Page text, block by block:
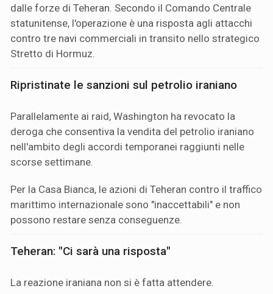
dalle forze di Teheran. Secondo il Comando Centrale
statunitense, l'operazione è una risposta agli attacchi
contro tre navi commerciali in transito nello strategico
Stretto di Hormuz.
Ripristinate le sanzioni sul petrolio iraniano
Parallelamente ai raid, Washington ha revocato la
deroga che consentiva la vendita del petrolio iraniano
nell'ambito degli accordi temporanei raggiunti nelle
scorse settimane.
Per la Casa Bianca, le azioni di Teheran contro il traffico
marittimo internazionale sono "inaccettabili" e non
possono restare senza conseguenze.
Teheran: "Ci sarà una risposta"
La reazione iraniana non si è fatta attendere.